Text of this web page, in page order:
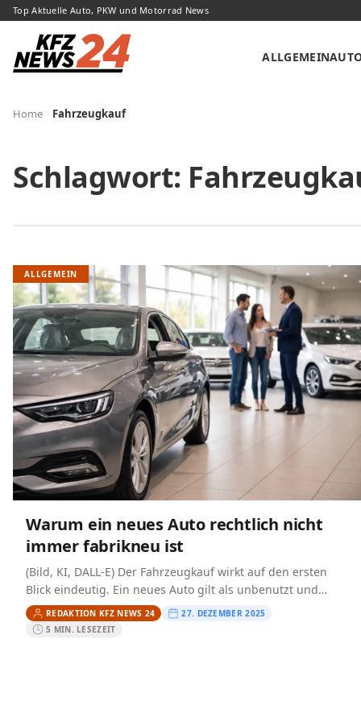
Top Aktuelle Auto, PKW und Motorrad News
ALLGEMEIN
Home Fahrzeugkauf
Schlagwort:
ALLGEMEIN
Warum ein neues Auto rechtlich nicht
immer fabrikneu ist
(Bild, KI, DALL-E) Der Fahrzeugkauf wirkt auf den ersten
Blick eindeutig. Ein neues Auto gilt als unbenutzt und
technisch einwandfrei. In der Praxis ist diese…
REDAKTION KFZ NEWS 24
27. DEZEMBER 2025
5 MIN. LESEZEIT